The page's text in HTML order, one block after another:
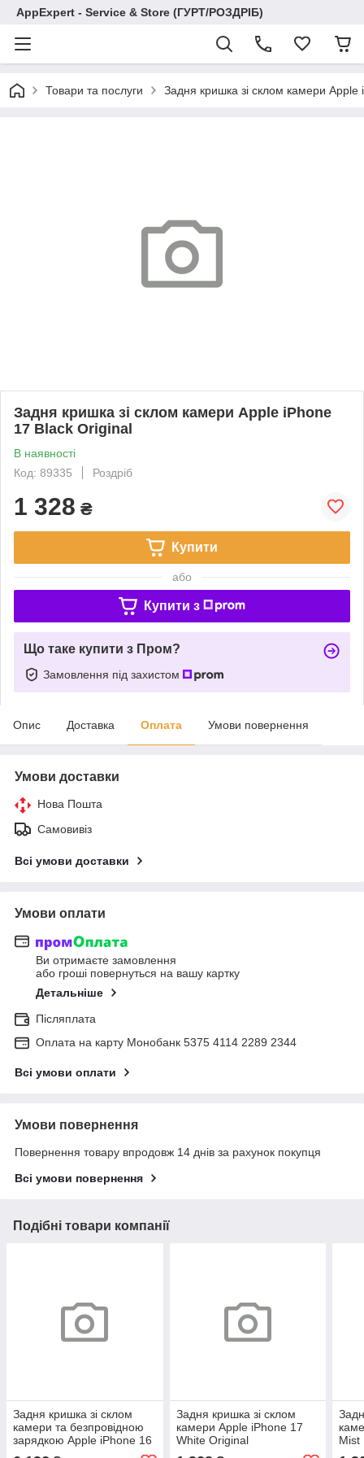
AppExpert - Service & Store (ГУРТ/РОЗДРІБ)
Товари та послуги Задня кришка зі склом камери
Задня кришка зі склом камери Apple iPhone
17 Black Original
В наявності
Код: 89335
Роздріб
1 328 ₴
Купити
або
Купити з
Що таке купити з Пром?
Замовлення під захистом
Опис Доставка Оплата Умови повернення
Умови доставки
Нова Пошта
Самовивіз
Всі умови доставки
Умови оплати
Ви отримаєте замовлення
або гроші повернуться на вашу картку
Детальніше
Післяплата
Оплата на карту Монобанк 5375 4114 2289 2344
Всі умови оплати
Умови повернення
Повернення товару впродовж 14 днів за рахунок покупця
Всі умови повернення
Подібні товари компанії
Задня кришка зі склом
камери та безпровідною
зарядкою Apple iPhone 16
Задня кришка зі склом
камери Apple iPhone 17
White Original
Mist